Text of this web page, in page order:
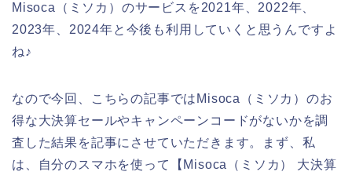
Misoca（ミソカ）のサービスを2021年、2022年、
2023年、2024年と今後も利用していくと思うんですよ
ね♪
なので今回、こちらの記事ではMisoca（ミソカ）のお
得な大決算セールやキャンペーンコードがないかを調
査した結果を記事にさせていただきます。まず、私
は、自分のスマホを使って【Misoca（ミソカ） 大決算